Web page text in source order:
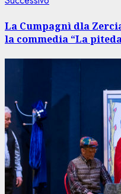
La Cumpagnì dla
la commedia “La